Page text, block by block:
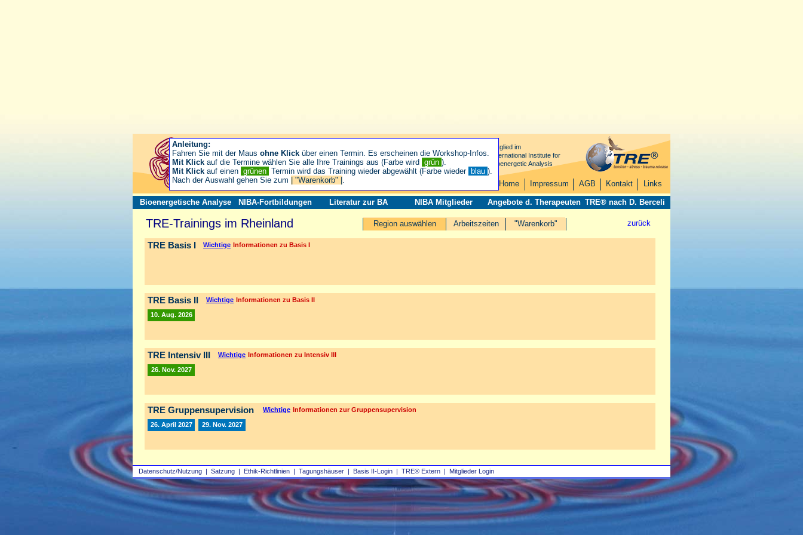
Datenschutz/Nutzung | Satzung | Ethik-Richtlinien | Tagungshäuser | Basis II‑Login | TRE® Extern | Mitglieder Login
Mitglied im
International Institute for
Bioenergetic Analysis
Home Impressum AGB Kontakt Links
Bioenergetische Analyse NIBA-Fortbildungen Literatur zur BA NIBA Mitglieder Angebote d. Therapeuten TRE® nach D. Berceli
zurück
Arbeitszeiten "Warenkorb"
TRE-Trainings im Rheinland Region auswählen
TRE Basis I Wichtige Informationen zu Basis I
TRE Basis II Wichtige Informationen zu Basis II
10. Aug. 2026
TRE Intensiv III Wichtige Informationen zu Intensiv III
26. Nov. 2027
TRE Gruppensupervision Wichtige Informationen zur Gruppensupervision
26. April 2027 29. Nov. 2027
Anleitung:
Fahren Sie mit der Maus ohne Klick über einen Termin. Es erscheinen die Workshop-Infos.
Mit Klick auf die Termine wählen Sie alle Ihre Trainings aus (Farbe wird grün ).
Mit Klick auf einen grünen Termin wird das Training wieder abgewählt (Farbe wieder blau ).
Nach der Auswahl gehen Sie zum
| "Warenkorb" | .